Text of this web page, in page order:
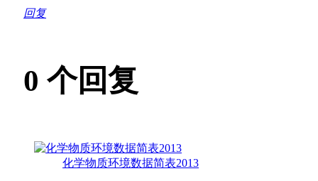
回复
0 个回复
化学物质环境数据简表2013